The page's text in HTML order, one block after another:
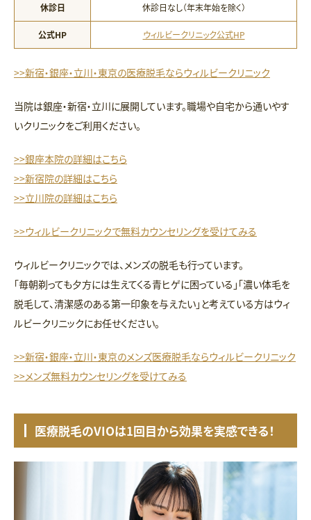
休診日 休診日なし（年末年始を除く）
公式HP ウィルビークリニック公式HP
>>新宿・銀座・立川・東京の医療脱毛ならウィルビークリニック
当院は銀座・新宿・立川に展開しています。職場や自宅から通いやす
いクリニックをご利用ください。
>>銀座本院の詳細はこちら
>>新宿院の詳細はこちら
>>立川院の詳細はこちら
>>ウィルビークリニックで無料カウンセリングを受けてみる
ウィルビークリニックでは、メンズの脱毛も行っています。
「毎朝剃っても夕方には生えてくる青ヒゲに困っている」「濃い体毛を
脱毛して、清潔感のある第一印象を与えたい」と考えている方はウィ
ルビークリニックにお任せください。
>>新宿・銀座・立川・東京のメンズ医療脱毛ならウィルビークリニック
>>メンズ無料カウンセリングを受けてみる
医療脱毛のVIOは1回目から効果を実感できる！